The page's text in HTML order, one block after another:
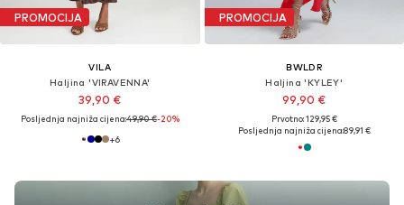
PROMOCIJA
VILA
Haljina 'VIRAVENNA'
39,90 €
Posljednja najniža cijena:49,90 €-20%
+6
PROMOCIJA
BWLDR
Haljina 'KYLEY'
99,90 €
Prvotno: 129,95 €
Posljednja najniža cijena:89,91 €